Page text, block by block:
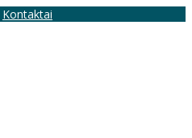
Kontaktai